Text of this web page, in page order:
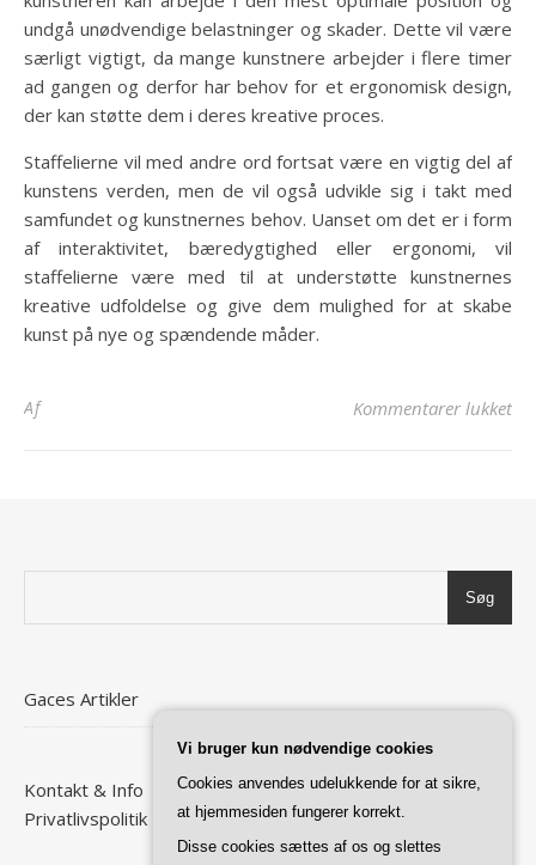
undgå unødvendige belastninger og skader. Dette vil være
særligt vigtigt, da mange kunstnere arbejder i flere timer
ad gangen og derfor har behov for et ergonomisk design,
der kan støtte dem i deres kreative proces.
Staffelierne vil med andre ord fortsat være en vigtig del af
kunstens verden, men de vil også udvikle sig i takt med
samfundet og kunstnernes behov. Uanset om det er i form
af interaktivitet, bæredygtighed eller ergonomi, vil
staffelierne være med til at understøtte kunstnernes
kreative udfoldelse og give dem mulighed for at skabe
kunst på nye og spændende måder.
Af Kommentarer lukkettil
Søg
Gaces Artikler
Kontakt & Info
Privatlivspolitik
Vi bruger kun nødvendige cookies
Cookies anvendes udelukkende for at sikre,
at hjemmesiden fungerer korrekt.
Disse cookies sættes af os og slettes